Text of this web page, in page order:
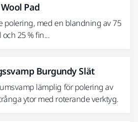
Pad
polering, med en blandning av 75
och 25 % fin...
Burgundy Slät
lämplig för polering av
ytor med roterande verktyg.